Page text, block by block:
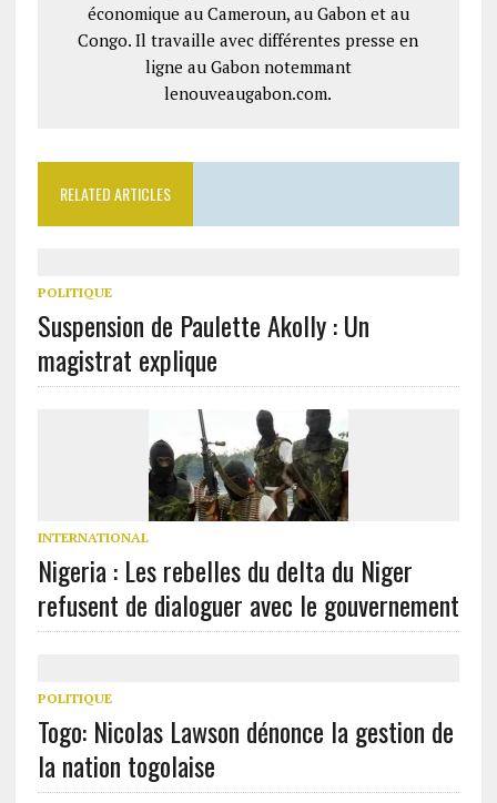
économique au Cameroun, au Gabon et au
Congo. Il travaille avec différentes presse en
ligne au Gabon notemmant
lenouveaugabon.com.
RELATED ARTICLES
POLITIQUE
Suspension de Paulette Akolly : Un
magistrat explique
INTERNATIONAL
Nigeria : Les rebelles du delta du Niger
refusent de dialoguer avec le gouvernement
POLITIQUE
Togo: Nicolas Lawson dénonce la gestion de
la nation togolaise